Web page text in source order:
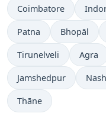
Coimbatore
Patna Bhopāl
Tirunelveli Agra
Jamshedpur
Thāne